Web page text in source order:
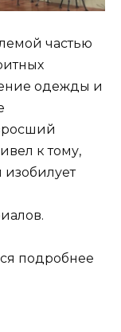
частью
одежды и
к тому,
подробнее